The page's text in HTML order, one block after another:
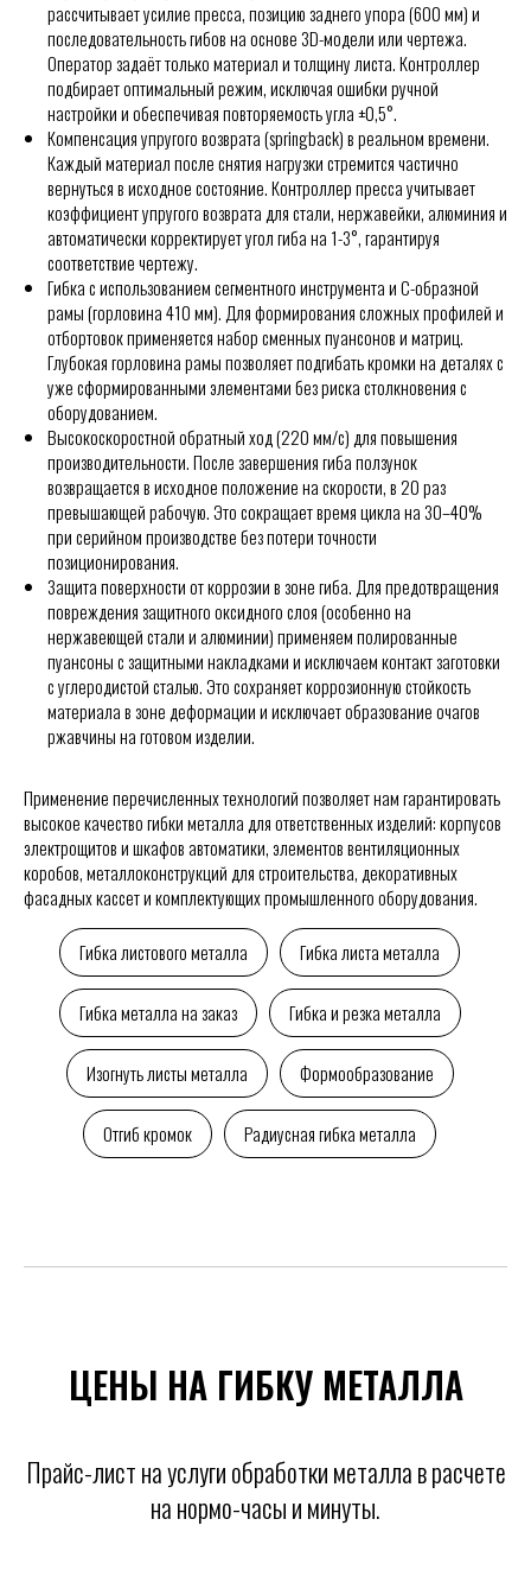
рассчитывает усилие пресса, позицию заднего упора (600 мм) и
последовательность гибов на основе 3D-модели или чертежа.
Оператор задаёт только материал и толщину листа. Контроллер
подбирает оптимальный режим, исключая ошибки ручной
настройки и обеспечивая повторяемость угла ±0,5°.
Компенсация упругого возврата (springback) в реальном времени.
Каждый материал после снятия нагрузки стремится частично
вернуться в исходное состояние. Контроллер пресса учитывает
коэффициент упругого возврата для стали, нержавейки, алюминия и
автоматически корректирует угол гиба на 1-3°, гарантируя
соответствие чертежу.
Гибка с использованием сегментного инструмента и С-образной
рамы (горловина 410 мм). Для формирования сложных профилей и
отбортовок применяется набор сменных пуансонов и матриц.
Глубокая горловина рамы позволяет подгибать кромки на деталях с
уже сформированными элементами без риска столкновения с
оборудованием.
Высокоскоростной обратный ход (220 мм/с) для повышения
производительности. После завершения гиба ползунок
возвращается в исходное положение на скорости, в 20 раз
превышающей рабочую. Это сокращает время цикла на 30–40%
при серийном производстве без потери точности
позиционирования.
Защита поверхности от коррозии в зоне гиба. Для предотвращения
повреждения защитного оксидного слоя (особенно на
нержавеющей стали и алюминии) применяем полированные
пуансоны с защитными накладками и исключаем контакт заготовки
с углеродистой сталью. Это сохраняет коррозионную стойкость
материала в зоне деформации и исключает образование очагов
ржавчины на готовом изделии.
Применение перечисленных технологий позволяет нам гарантировать
высокое качество гибки металла для ответственных изделий: корпусов
электрощитов и шкафов автоматики, элементов вентиляционных
коробов, металлоконструкций для строительства, декоративных
фасадных кассет и комплектующих промышленного оборудования.
Гибка листового металла Гибка листа металла
Гибка металла на заказ Гибка и резка металла
Изогнуть листы металла Формообразование
Отгиб кромок Радиусная гибка металла
ЦЕНЫ НА ГИБКУ МЕТАЛЛА
Прайс-лист на услуги обработки металла в расчете
на нормо-часы и минуты.